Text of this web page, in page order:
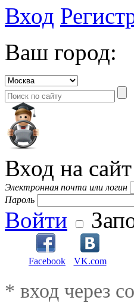
Вход
Ваш город:
Вход на сайт
Электронная почта или логин
Пароль
Войти
Facebook VK.com
* вход через